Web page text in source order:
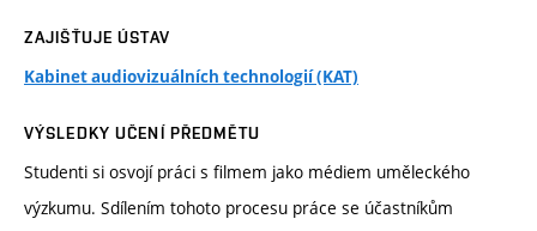
ZAJIŠŤUJE ÚSTAV
Kabinet audiovizuálních technologií (KAT)
VÝSLEDKY UČENÍ PŘEDMĚTU
Studenti si osvojí práci s filmem jako médiem uměleckého
výzkumu. Sdílením tohoto procesu práce se účastníkům